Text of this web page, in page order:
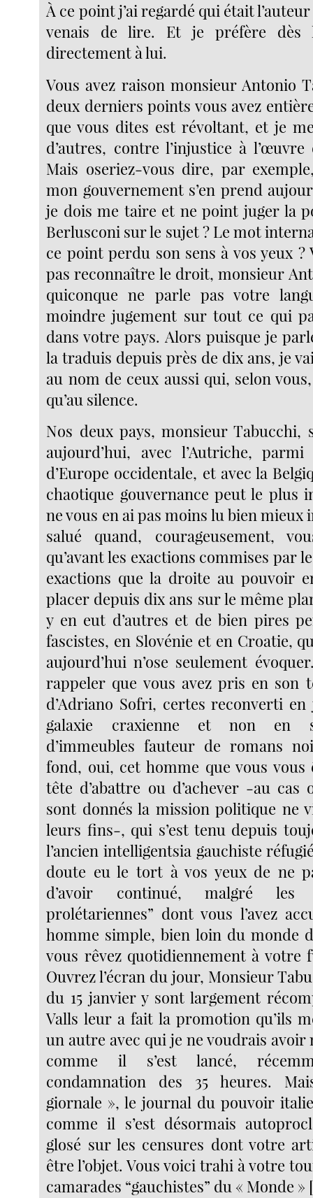
À ce point j’ai regardé qui était
venais de lire. Et je préfère dès
directement à lui.
Vous avez raison monsieur Antonio
deux derniers points vous avez
que vous dites est révoltant, et je
d’autres, contre l’injustice à
Mais oseriez-vous dire, par
mon gouvernement s’en prend
je dois me taire et ne point juger la
Berlusconi sur le sujet ? Le mot
ce point perdu son sens à vos yeux ?
pas reconnaître le droit, monsieur
quiconque ne parle pas votre
moindre jugement sur tout ce qui
dans votre pays. Alors puisque je
la traduis depuis près de dix ans, je
au nom de ceux aussi qui, selon
qu’au silence.
Nos deux pays, monsieur Tabucchi,
aujourd’hui, avec l’Autriche,
d’Europe occidentale, et avec la
chaotique gouvernance peut le plus
ne vous en ai pas moins lu bien mieux
salué quand, courageusement,
qu’avant les exactions commises par
exactions que la droite au pouvoir
placer depuis dix ans sur le même
y en eut d’autres et de bien pires
fascistes, en Slovénie et en Croatie,
aujourd’hui n’ose seulement
rappeler que vous avez pris en son
d’Adriano Sofri, certes reconverti
galaxie craxienne et non en
d’immeubles fauteur de romans
fond, oui, cet homme que vous vous
tête d’abattre ou d’achever -au cas
sont donnés la mission politique ne
leurs fins-, qui s’est tenu depuis
l’ancien intelligentsia gauchiste
doute eu le tort à vos yeux de ne
d’avoir continué, malgré les
prolétariennes” dont vous l’avez
homme simple, bien loin du monde
vous rêvez quotidiennement à votre
Ouvrez l’écran du jour, Monsieur
du 15 janvier y sont largement
Valls leur a fait la promotion qu’ils
un autre avec qui je ne voudrais
comme il s’est lancé,
condamnation des 35 heures.
giornale », le journal du pouvoir
comme il s’est désormais
glosé sur les censures dont votre
être l’objet. Vous voici trahi à votre
camarades “gauchistes” du « Monde »